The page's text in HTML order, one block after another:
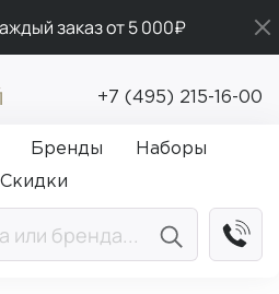
заказ от 5 000₽
ПРИВЕТ
доставка от 5 000₽
+7 (495) 215-16-00
Бренды
Наборы
Скидки